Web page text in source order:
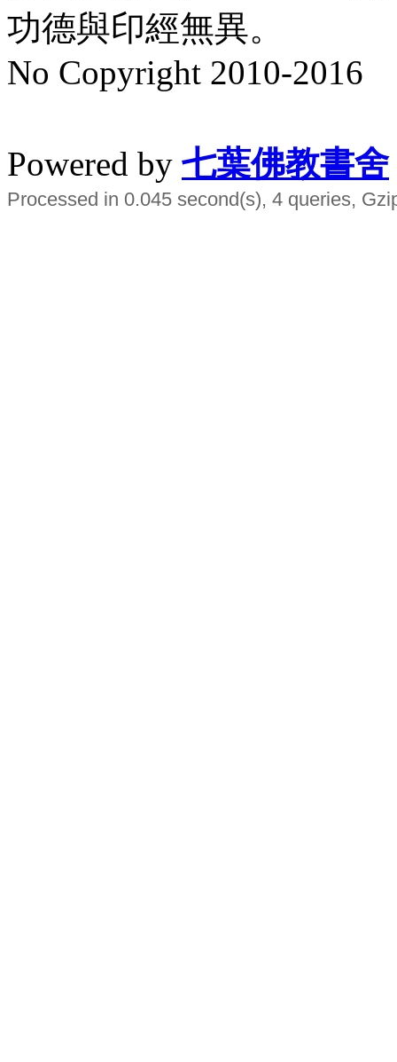
功德與印經無異。
No Copyright 2010-2016
Powered by 七葉佛教書舍
Processed in 0.045 second(s), 4 queries,